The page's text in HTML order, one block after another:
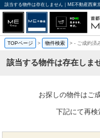
該当する物件は存在しません｜ME不動産西東
TOPページ > 物件検索 >- ご成約済
該当する物件は存在しま
お探しの物件はご
下記にて再検